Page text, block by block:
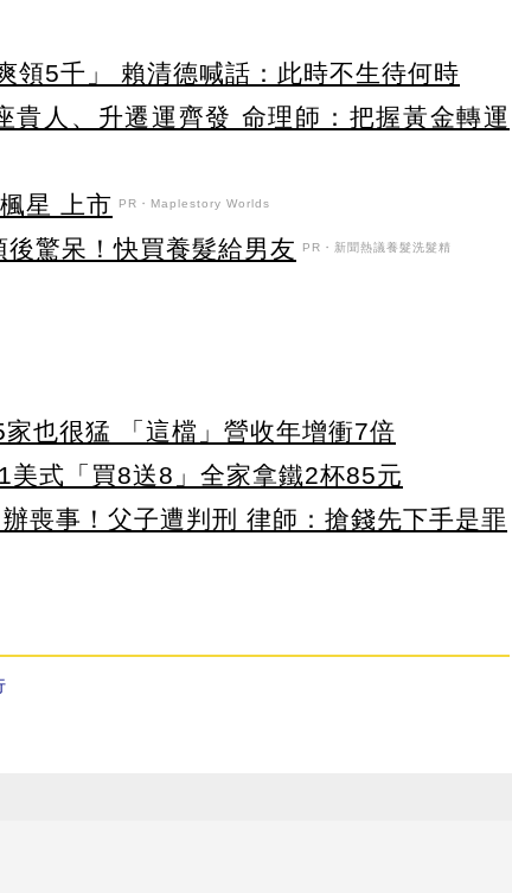
領5千」 賴清德喊話：此時不生待何時
貴人、升遷運齊發 命理師：把握黃金轉運
星 上市
PR・Maplestory Worlds
驚呆！快買養髮給男友 PR・新聞熱議養髮洗髮精
也很猛 「這檔」營收年增衝7倍
美式「買8送8」全家拿鐵2杯85元
喪事！父子遭判刑 律師：搶錢先下手是罪